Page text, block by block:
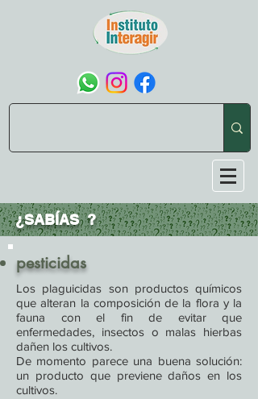
¿SABÍAS ?
pesticidas
Los plaguicidas son productos químicos
que alteran la composición de la flora y la
fauna con el fin de evitar que
enfermedades, insectos o malas hierbas
dañen los cultivos.
De momento parece una buena solución:
un producto que previene daños en los
cultivos.